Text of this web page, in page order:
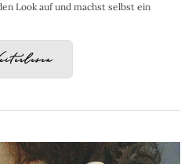
Look auf und machst selbst ein